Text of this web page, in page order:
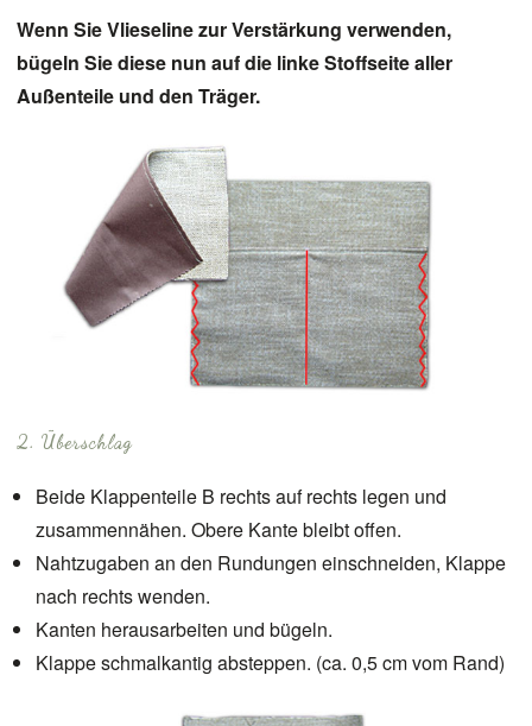
Wenn Sie Vlieseline zur Verstärkung verwenden,
bügeln Sie diese nun auf die linke Stoffseite aller
Außenteile und den Träger.
2. Überschlag
Beide Klappenteile B rechts auf rechts legen und
zusammennähen. Obere Kante bleibt offen.
Nahtzugaben an den Rundungen einschneiden, Klappe
nach rechts wenden.
Kanten herausarbeiten und bügeln.
Klappe schmalkantig absteppen. (ca. 0,5 cm vom Rand)